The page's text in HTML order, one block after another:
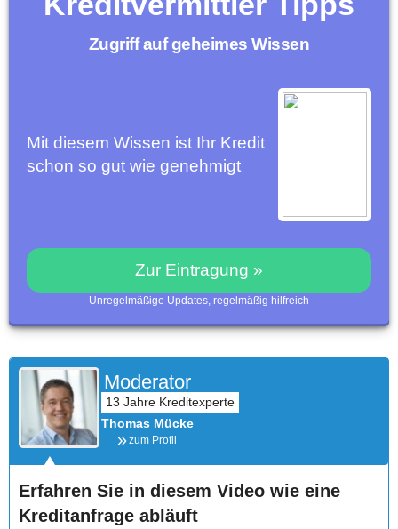
Zugriff auf geheimes Wissen
Mit diesem Wissen ist Ihr Kredit
schon so gut wie genehmigt
Zur Eintragung »
Unregelmäßige Updates, regelmäßig hilfreich
Moderator
Thomas Mücke
zum Profil
Erfahren Sie in diesem Video wie eine
Kreditanfrage abläuft